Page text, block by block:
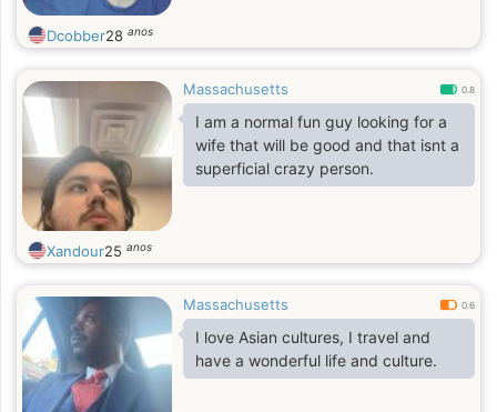
Dcobber28 anos
Massachusetts 0.8
I am a normal fun guy looking for a
wife that will be good and that isnt a
superficial crazy person.
Xandour25 anos
Massachusetts 0.6
I love Asian cultures, I travel and
have a wonderful life and culture.